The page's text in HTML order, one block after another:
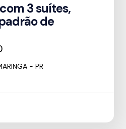
3 suítes,
de
- PR